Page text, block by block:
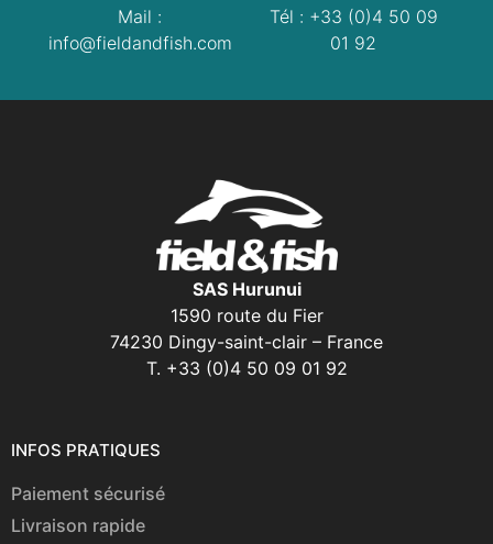
Mail :
info@fieldandfish.com
Tél : +33 (0)4 50 09
01 92
SAS Hurunui
1590 route du Fier
74230 Dingy-saint-clair – France
T. +33 (0)4 50 09 01 92
INFOS PRATIQUES
Paiement sécurisé
Livraison rapide